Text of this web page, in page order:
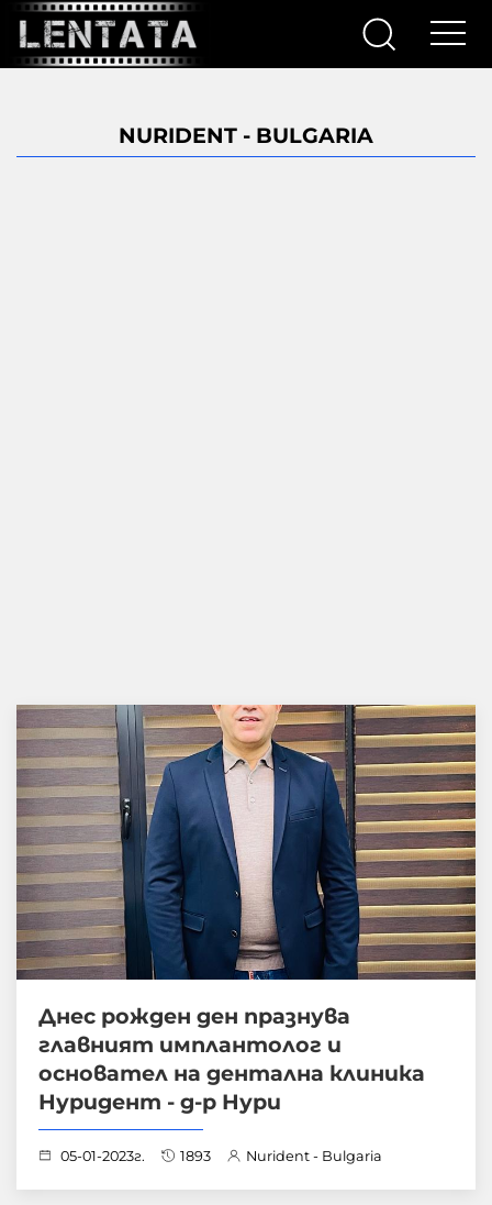
NURIDENT - BULGARIA
Днес рожден ден празнува
главният имплантолог и
основател на дентална клиника
Нуридент - д-р Нури
05-01-2023г. 1893 Nurident - Bulgaria